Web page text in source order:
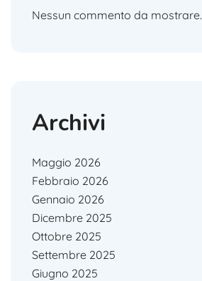
Nessun commento da mostrare.
Archivi
Maggio 2026
Febbraio 2026
Gennaio 2026
Dicembre 2025
Ottobre 2025
Settembre 2025
Giugno 2025